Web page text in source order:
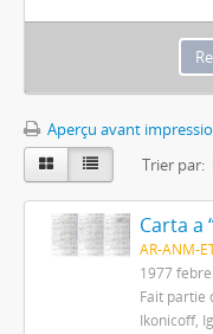
Aperçu avant
Trier par:
Carta a
AR-ANM-
1977
Fait partie
Ikonicoff,